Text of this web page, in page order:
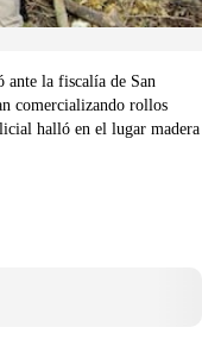
la fiscalía de San
comercializando rollos
halló en el lugar madera